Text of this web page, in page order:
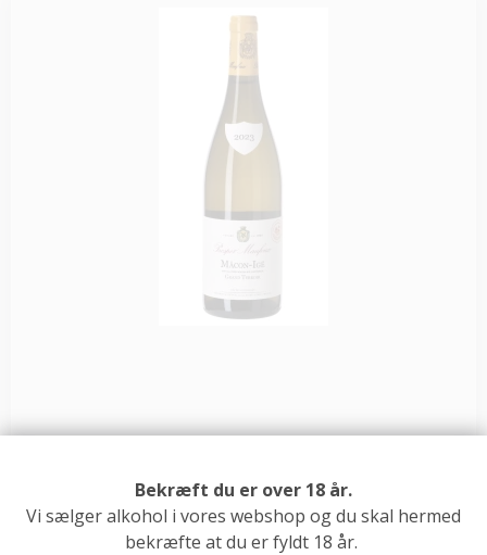
Prosper Maufoux Mâcon IGE Grand Terroir
Bekræft du er over 18 år.
Vi sælger alkohol i vores webshop og du skal hermed
bekræfte at du er fyldt 18 år.